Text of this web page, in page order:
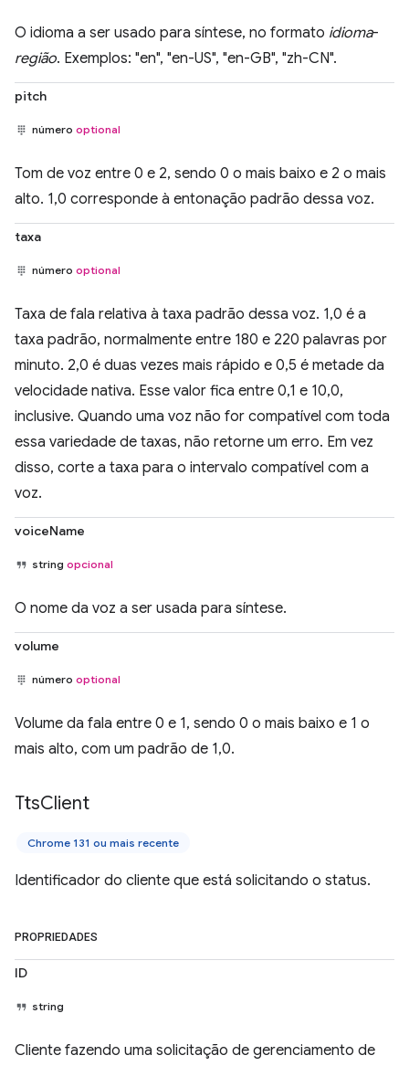
O idioma a ser usado para síntese, no formato idioma-
região. Exemplos: "en", "en-US", "en-GB", "zh-CN".
pitch
número optional
Tom de voz entre 0 e 2, sendo 0 o mais baixo e 2 o mais
alto. 1,0 corresponde à entonação padrão dessa voz.
taxa
número optional
Taxa de fala relativa à taxa padrão dessa voz. 1,0 é a
taxa padrão, normalmente entre 180 e 220 palavras por
minuto. 2,0 é duas vezes mais rápido e 0,5 é metade da
velocidade nativa. Esse valor fica entre 0,1 e 10,0,
inclusive. Quando uma voz não for compatível com toda
essa variedade de taxas, não retorne um erro. Em vez
disso, corte a taxa para o intervalo compatível com a
voz.
voiceName
string opcional
O nome da voz a ser usada para síntese.
volume
número optional
Volume da fala entre 0 e 1, sendo 0 o mais baixo e 1 o
mais alto, com um padrão de 1,0.
TtsClient
Chrome 131 ou mais recente
Identificador do cliente que está solicitando o status.
PROPRIEDADES
ID
string
Cliente fazendo uma solicitação de gerenciamento de